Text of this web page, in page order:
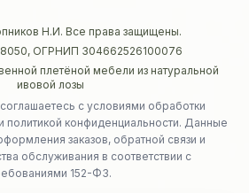
Н.И. Все права защищены.
ОГРНИП 304662526100076
плетёной мебели из натуральной
ивовой лозы
с условиями обработки
политикой конфиденциальности. Данные
заказов, обратной связи и
обслуживания в соответствии с
152-ФЗ.